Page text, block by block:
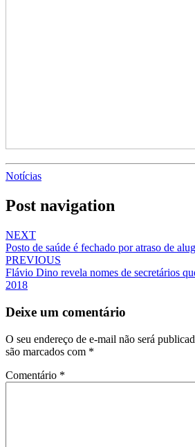
Notícias
Post navigation
NEXT
Posto de saúde é fechado por atraso de
PREVIOUS
Flávio Dino revela nomes de secretários
2018
Deixe um comentário
O seu endereço de e-mail não será
são marcados com *
Comentário *